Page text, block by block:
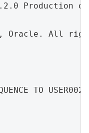
Production
Oracle. All
TO USER002;